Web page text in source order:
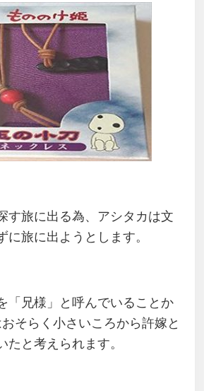
す旅に出る為、アシタカは文
に旅に出ようとします。
「兄様」と呼んでいることか
そらく小さいころから許嫁と
たと考えられます。